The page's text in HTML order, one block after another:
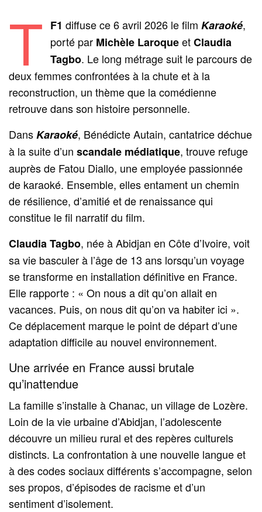
T F1 diffuse ce 6 avril 2026 le film Karaoké,
porté par Michèle LaroqueetClaudia
Tagbo. Le long métrage suit le parcours de
deux femmes confrontées à la chute et à la
reconstruction, un thème que la comédienne
retrouve dans son histoire personnelle.
DansKaraoké, Bénédicte Autain, cantatrice déchue
à la suite d’unscandale médiatique, trouve refuge
auprès de Fatou Diallo, une employée passionnée
de karaoké. Ensemble, elles entament un chemin
de résilience, d’amitié et de renaissance qui
constitue le fil narratif du film.
Claudia Tagbo, née à Abidjan en Côte d’Ivoire, voit
sa vie basculer à l’âge de 13 ans lorsqu’un voyage
se transforme en installation définitive en France.
Elle rapporte : « On nous a dit qu’on allait en
vacances. Puis, on nous dit qu’on va habiter ici ».
Ce déplacement marque le point de départ d’une
adaptation difficile au nouvel environnement.
Une arrivée en France aussi brutale
qu’inattendue
La famille s’installe à Chanac, un village de Lozère.
Loin de la vie urbaine d’Abidjan, l’adolescente
découvre un milieu rural et des repères culturels
distincts. La confrontation à une nouvelle langue et
à des codes sociaux différents s’accompagne, selon
ses propos, d’épisodes de racisme et d’un
sentiment d’isolement.